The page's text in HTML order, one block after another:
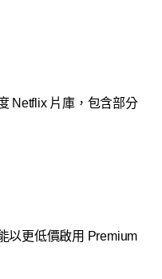
Netflix 片庫，包含部分
以更低價啟用 Premium